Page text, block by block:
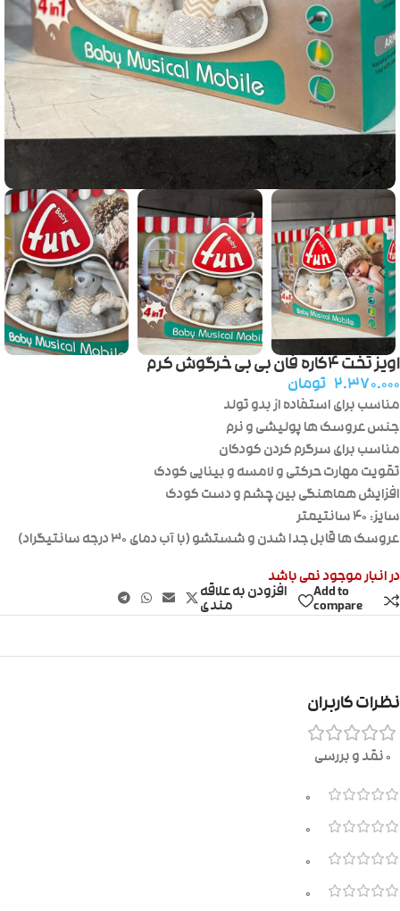
اویز تخت ۴کاره فان بی بی خرگوش کرم
۲.۳۷۰.۰۰۰ تومان
مناسب برای استفاده از بدو تولد
جنس عروسک ها پولیشی و نرم
مناسب برای سرگرم کردن کودکان
تقویت مهارت حرکتی و لامسه و بینایی کودک
افزایش هماهنگی بین چشم و دست کودک
سایز: ۴۰ سانتیمتر
عروسک ها قابل جدا شدن و شستشو (با آب دمای ۳۰ درجه سانتیگراد)
در انبار موجود نمی باشد
Add to
compare
افزودن به علاقه
مندی
نظرات کاربران
0 نقد و بررسی
0
0
0
0